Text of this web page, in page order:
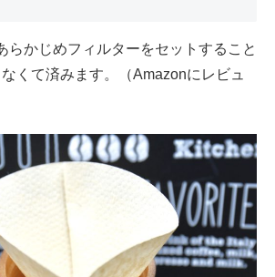
らかじめフィルターをセットすること
くて済みます。（Amazonにレビュ